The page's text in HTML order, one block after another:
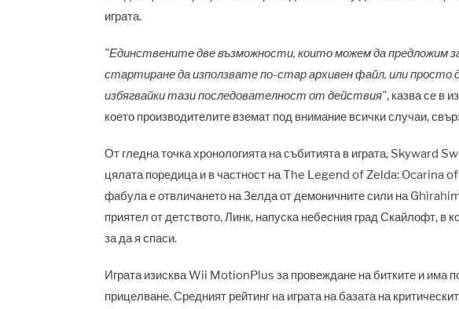
играта.
"Единствените две възможности, които можем да предложим
стартиране да използвате по-стар архивен файл, или просто
избягвайки тази последователност от действия", казва се в
което производителите вземат под внимание всички случаи,
От гледна точка хронологията на събитията в играта, Skyward
цялата поредица и в частност на The Legend of Zelda: Ocarina
фабула е отвличането на Зелда от демоничните сили на
приятел от детството, Линк, напуска небесния град Скайлофт, в
за да я спаси.
Играта изисква Wii MotionPlus за провеждане на битките и има
прицелване. Средният рейтинг на играта на базата на